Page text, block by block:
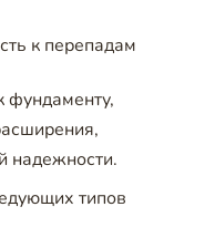
к перепадам
фундаменту,
надежности.
типов